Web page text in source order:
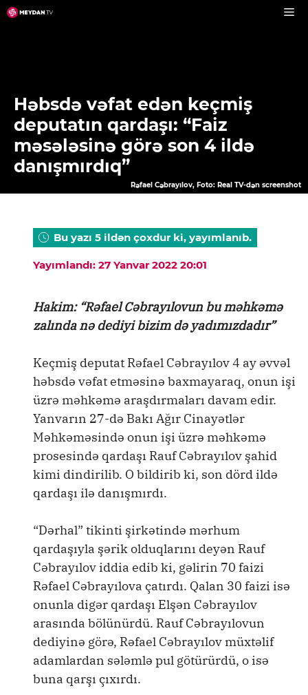
Skip
Həbsdə vəfat edən keçmiş
deputatın qardaşı: “Faiz
məsələsinə görə son 4 ildə
danışmırdıq”
Rəfael Cəbrayılov, Foto: Real TV-dən screenshot
Bu yazı 5 ildən çoxdur ki, yayımlanıb.
Yayımlandı: 27 Yanvar 2022 20:01
Hakim: “Rəfael Cəbrayılovun bu məhkəmə
zalında nə dediyi bizim də yadımızdadır”
Keçmiş deputat Rəfael Cəbrayılov 4 ay əvvəl
həbsdə vəfat etməsinə baxmayaraq, onun işi
üzrə məhkəmə araşdırmaları davam edir.
Yanvarın 27-də Bakı Ağır Cinayətlər
Məhkəməsində onun işi üzrə məhkəmə
prosesində qardaşı Rauf Cəbrayılov şahid
kimi dindirilib. O bildirib ki, son dörd ildə
qardaşı ilə danışmırdı.
“Dərhal” tikinti şirkətində mərhum
qardaşıyla şərik olduqlarını deyən Rauf
Cəbrayılov iddia edib ki, gəlirin 70 faizi
Rəfael Cəbrayılova çatırdı. Qalan 30 faizi isə
onunla digər qardaşı Elşən Cəbrayılov
arasında bölünürdü. Rauf Cəbrayılovun
dediyinə görə, Rəfael Cəbrayılov müxtəlif
adamlardan sələmlə pul götürürdü, o isə
buna qarşı çıxırdı.